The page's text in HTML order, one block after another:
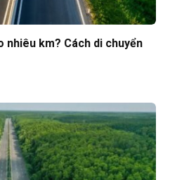
nhiêu km? Cách di chuyển